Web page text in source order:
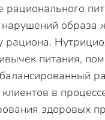
образа
рациона.
питания,
в
здоровых